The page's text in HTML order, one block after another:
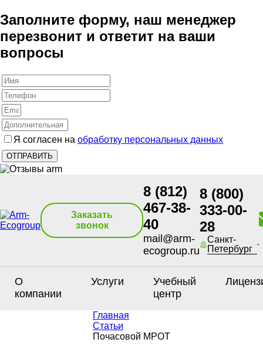
Заполните форму, наш менеджер
перезвонит и ответит на ваши
вопросы
Я согласен на обработку персональных данных
Заказать
звонок
8 (812)
467-38-
40
mail@arm-
ecogroup.ru
8 (800)
333-00-
28
Санкт-
Петербург
О
компании
Услуги
Учебный
центр
Главная
Статьи
Почасовой МРОТ